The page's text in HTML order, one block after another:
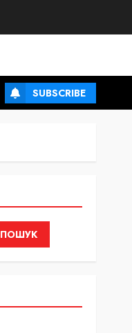
SUBSCRIBE
ПОШУК